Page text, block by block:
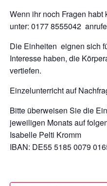
Wenn ihr noch Fragen
unter: 0177 8555042
Die Einheiten eignen sich
Interesse haben, die
vertiefen.
Einzelunterricht auf
Bitte überweisen Sie die
jeweiligen Monats auf
Isabelle Pelti Kromm
IBAN: DE55 5185 0079